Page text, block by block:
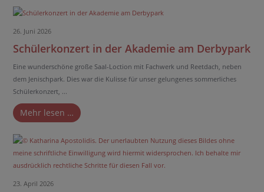
26. Juni 2026
Schülerkonzert in der Akademie am Derbypark
Eine wunderschöne große Saal-Loction mit Fachwerk und Reetdach, neben
dem Jenischpark. Dies war die Kulisse für unser gelungenes sommerliches
Schülerkonzert, ...
Mehr lesen …
23. April 2026